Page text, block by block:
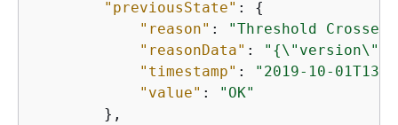
"previousState" : {
"reason" :
"Threshold
"reasonData" : " {
"timestamp" :
"2019-10-
"value" :
"OK"
        },